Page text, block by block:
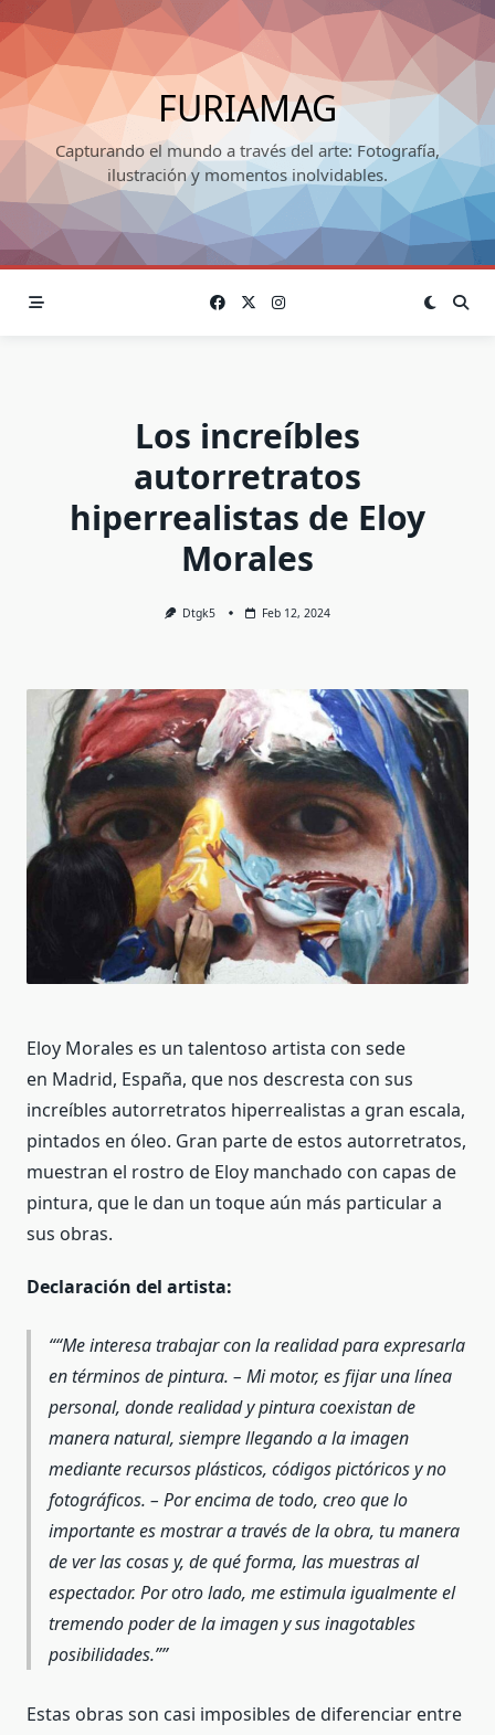
Skip
to
content
FURIAMAG
Capturando el mundo a través del arte: Fotografía,
ilustración y momentos inolvidables.
Los increíbles
autorretratos
hiperrealistas de Eloy
Morales
Dtgk5 Feb 12, 2024
Eloy Morales es un talentoso artista con sede
en Madrid, España, que nos descresta con sus
increíbles autorretratos hiperrealistas a gran escala,
pintados en óleo. Gran parte de estos autorretratos,
muestran el rostro de Eloy manchado con capas de
pintura, que le dan un toque aún más particular a
sus obras.
Declaración del artista:
“Me interesa trabajar con la realidad para expresarla
en términos de pintura. – Mi motor, es fijar una línea
personal, donde realidad y pintura coexistan de
manera natural, siempre llegando a la imagen
mediante recursos plásticos, códigos pictóricos y no
fotográficos. – Por encima de todo, creo que lo
importante es mostrar a través de la obra, tu manera
de ver las cosas y, de qué forma, las muestras al
espectador. Por otro lado, me estimula igualmente el
tremendo poder de la imagen y sus inagotables
posibilidades.”
Estas obras son casi imposibles de diferenciar entre